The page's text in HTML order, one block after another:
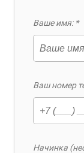
Ваше имя: *
Ваш номер
Начинка